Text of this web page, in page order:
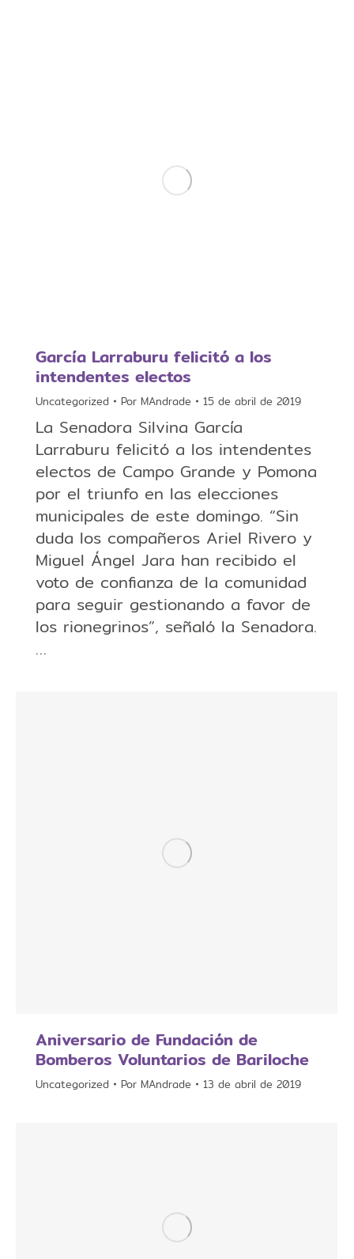
García Larraburu felicitó a los
intendentes electos
Uncategorized Por MAndrade 15 de abril de 2019
La Senadora Silvina García
Larraburu felicitó a los intendentes
electos de Campo Grande y Pomona
por el triunfo en las elecciones
municipales de este domingo. “Sin
duda los compañeros Ariel Rivero y
Miguel Ángel Jara han recibido el
voto de confianza de la comunidad
para seguir gestionando a favor de
los rionegrinos”, señaló la Senadora.
…
Aniversario de Fundación de
Bomberos Voluntarios de Bariloche
Uncategorized Por MAndrade 13 de abril de 2019